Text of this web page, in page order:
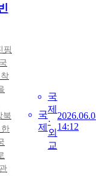
핑
북
국
제
국
제
·
외
교
14:12